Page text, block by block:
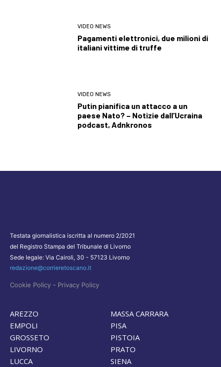
VIDEO NEWS
Pagamenti elettronici, due milioni di
italiani vittime di truffe
VIDEO NEWS
Putin pianifica un attacco a un
paese Nato? – Notizie dall’Ucraina
podcast, Adnkronos
Testata giornalistica iscritta al numero 2/2021
del Registro Stampa del Tribunale di Livorno
Sede legale: Via Cairoli, 30 - 57123 Livorno
redazione@corrieretoscano.it
Cookie Policy - Privacy Policy
AREZZO
EMPOLI
GROSSETO
LIVORNO
LUCCA
MASSA CARRARA
PISA
PISTOIA
PRATO
SIENA